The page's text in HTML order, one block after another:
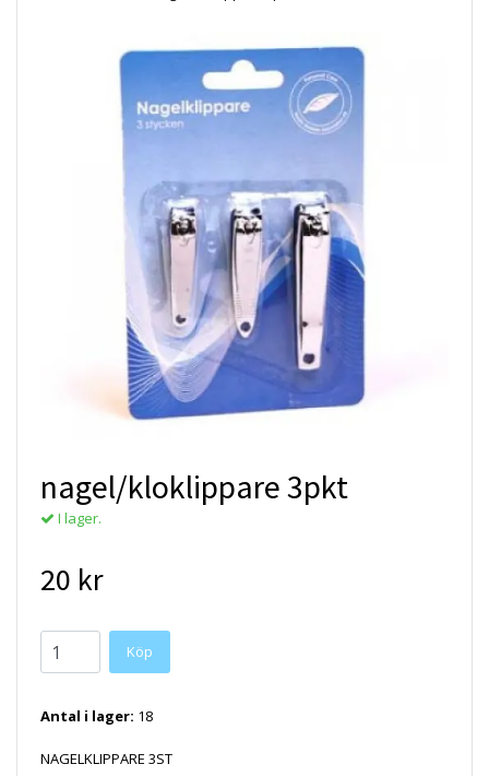
nagel/kloklippare 3pkt
I lager.
20 kr
Köp
Antal i lager: 18
NAGELKLIPPARE 3ST